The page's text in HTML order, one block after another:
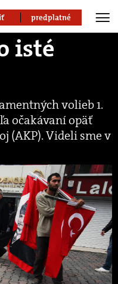
predplatné
isté
volieb 1.
očakávaní opäť
(AKP). Videli sme v